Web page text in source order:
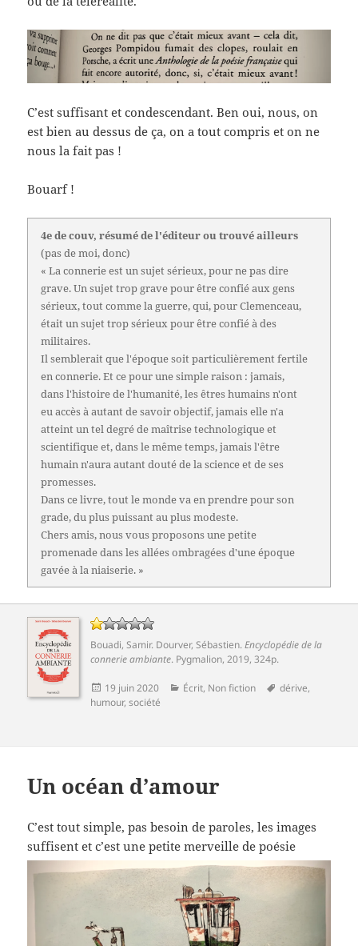
C’est suffisant et condescendant. Ben oui, nous, on
est bien au dessus de ça, on a tout compris et on ne
nous la fait pas !
Bouarf !
4e de couv, résumé de l'éditeur ou trouvé ailleurs
(pas de moi, donc)
« La connerie est un sujet sérieux, pour ne pas dire
grave. Un sujet trop grave pour être confié aux gens
sérieux, tout comme la guerre, qui, pour Clemenceau,
était un sujet trop sérieux pour être confié à des
militaires.
Il semblerait que l'époque soit particulièrement fertile
en connerie. Et ce pour une simple raison : jamais,
dans l'histoire de l'humanité, les êtres humains n'ont
eu accès à autant de savoir objectif, jamais elle n'a
atteint un tel degré de maîtrise technologique et
scientifique et, dans le même temps, jamais l'être
humain n'aura autant douté de la science et de ses
promesses.
Dans ce livre, tout le monde va en prendre pour son
grade, du plus puissant au plus modeste.
Chers amis, nous vous proposons une petite
promenade dans les allées ombragées d'une époque
gavée à la niaiserie. »
Bouadi, Samir. Dourver, Sébastien.Encyclopédie de la
connerie ambiante. Pygmalion, 2019, 324p.
Publié
le
19 juin 2020 Catégories
Écrit, Non fiction
Mots-
dérive,
humour, société
Un océan d’amour
C’est tout simple, pas besoin de paroles, les images
suffisent et c’est une petite merveille de poésie